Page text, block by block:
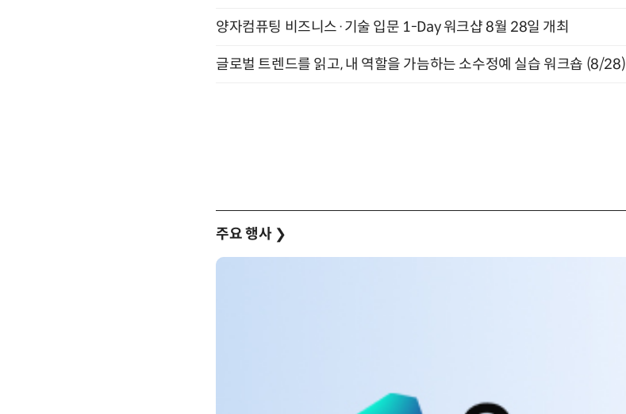
양자컴퓨팅 비즈니스·기술 입문 1-Day 워크샵 8월 28일 개최
글로벌 트렌드를 읽고, 내 역할을 가늠하는 소수정예 실습 워크숍 (8/28)
주요 행사 ❯